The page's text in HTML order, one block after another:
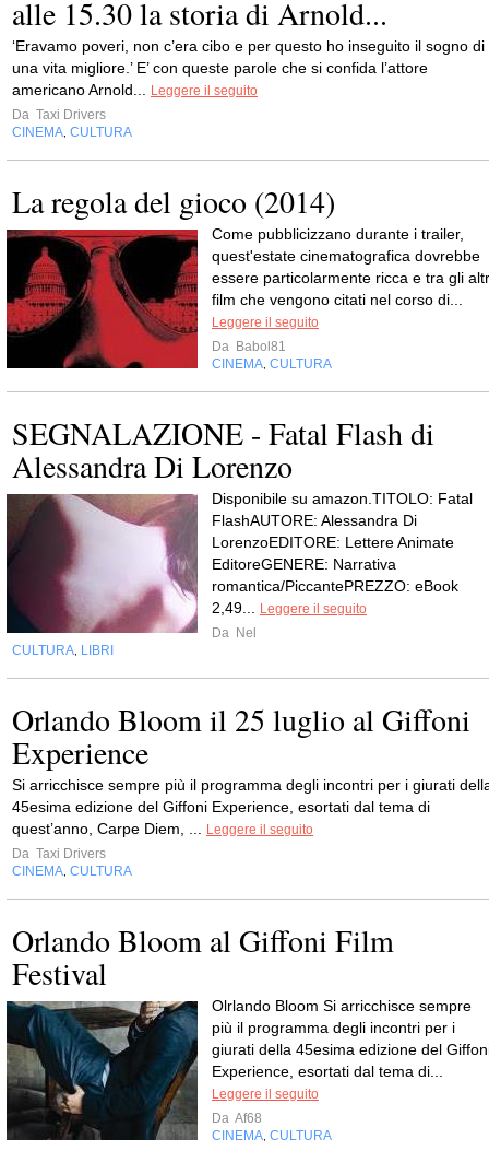
alle 15.30 la storia di Arnold...
‘Eravamo poveri, non c’era cibo e per questo ho inseguito il sogno di
una vita migliore.’ E’ con queste parole che si confida l’attore
americano Arnold...
Leggere il seguito
Da Taxi Drivers
CINEMA CULTURA
La regola del gioco (2014)
Come pubblicizzano durante i trailer,
quest'estate cinematografica dovrebbe
essere particolarmente ricca e tra gli
film che vengono citati nel corso di...
Leggere il seguito
Da Babol81
CINEMA CULTURA
SEGNALAZIONE - Fatal Flash di
Alessandra Di Lorenzo
Disponibile su amazon.TITOLO: Fatal
FlashAUTORE: Alessandra Di
LorenzoEDITORE: Lettere Animate
EditoreGENERE: Narrativa
romantica/PiccantePREZZO: eBook
2,49...
Leggere il seguito
Da Nel
CULTURA LIBRI
Orlando Bloom il 25 luglio al Giffoni
Experience
Si arricchisce sempre più il programma degli incontri per i giurati
45esima edizione del Giffoni Experience, esortati dal tema di
quest’anno, Carpe Diem, ...
Leggere il seguito
Da Taxi Drivers
CINEMA CULTURA
Orlando Bloom al Giffoni Film
Festival
Olrlando Bloom Si arricchisce sempre
più il programma degli incontri per i
giurati della 45esima edizione del
Experience, esortati dal tema di...
Leggere il seguito
Da Af68
CINEMA CULTURA